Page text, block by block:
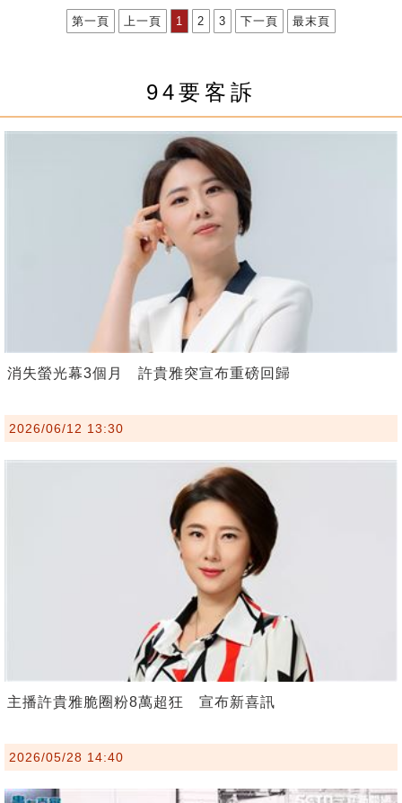
第一頁 上一頁 1 2 3 下一頁 最末頁
94要客訴
消失螢光幕3個月 許貴雅突宣布重磅回歸
2026/06/12 13:30
主播許貴雅脆圈粉8萬超狂 宣布新喜訊
2026/05/28 14:40